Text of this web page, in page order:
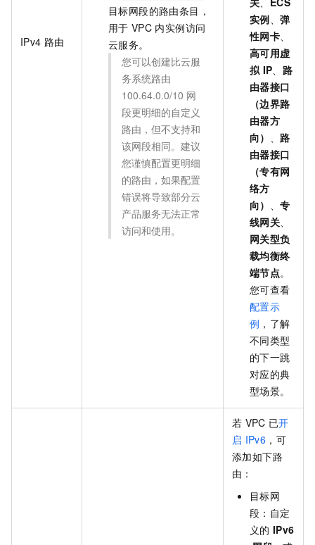
IPv4 路由
目标网段的路由条目，
用于 VPC 内实例访问
云服务。
您可以创建比云服
务系统路由
100.64.0.0/10 网
段更明细的自定义
路由，但不支持和
该网段相同。建议
您谨慎配置更明细
的路由，如果配置
错误将导致部分云
产品服务无法正常
访问和使用。
实例、弹
性网卡、
高可用虚
拟 IP、 路
由器接口
（边界路
由器方
向） 、 路
由器接口
（专有网
络方
向） 、专
线网关、
网关型负
载均衡终
端节点。
您可查看
配置示
例 ，了解
不同类型
的下一跳
对应的典
型场景。
若 VPC 已开
启 IPv6 ，可
添加如下路
由：
目标网
段：自定
义的 IPv6